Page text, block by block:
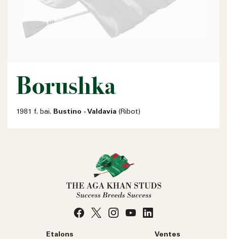
Borushka
1981 f. bai. Bustino - Valdavia (Ribot)
Etalons Ventes